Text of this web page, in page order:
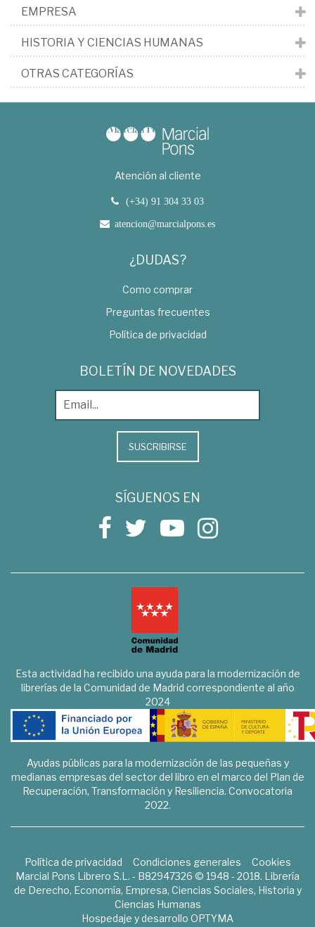
EMPRESA
HISTORIA Y CIENCIAS HUMANAS
OTRAS CATEGORÍAS
Atención al cliente
(+34) 91 304 33 03
atencion@marcialpons.es
¿DUDAS?
Como comprar
Preguntas frecuentes
Política de privacidad
BOLETÍN DE NOVEDADES
SUSCRIBIRSE
SÍGUENOS EN
Esta actividad ha recibido una ayuda para la modernización de
librerías de la Comunidad de Madrid correspondiente al año
2024
Ayudas públicas para la modernización de las pequeñas y
medianas empresas del sector del libro en el marco del Plan de
Recuperación, Transformación y Resiliencia. Convocatoria
2022.
Política de privacidad Condiciones generales
Cookies
Marcial Pons Librero S.L. - B82947326 © 1948 - 2018. Librería
de Derecho, Economía, Empresa, Ciencias Sociales, Historia y
Ciencias Humanas
Hospedaje y desarrollo OPTYMA